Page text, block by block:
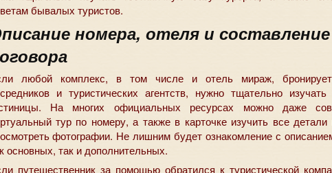
бывалых туристов.
номера, отеля и составление
любой комплекс, в том числе и отель мираж,
и туристических агентств, нужно тщательно
На многих официальных ресурсах можно даже
тур по номеру, а также в карточке изучить все детали
фотографии. Не лишним будет ознакомление с
основных, так и дополнительных.
путешественник за помощью обратился к туристической